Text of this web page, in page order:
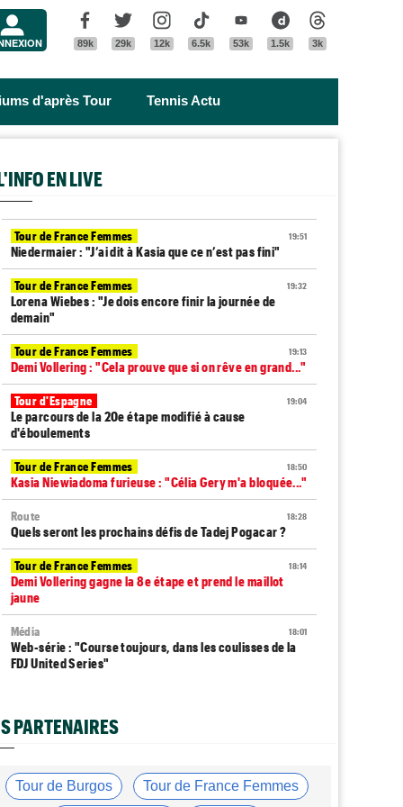
Facebook
89k
Twitter
29k
Instagram
12k
Tik Tok
6.5k
Youtube
53k
Dailymotion
1.5k 3k
d'après Tour Tennis Actu
EN LIVE
19:51
Tour de France Femmes
Niedermaier : "J’ai dit à Kasia que ce n’est pas fini"
19:32
Tour de France Femmes
Lorena Wiebes : "Je dois encore finir la journée de
demain"
19:13
Tour de France Femmes
Demi Vollering : "Cela prouve que si on rêve en grand..."
19:04
Tour d'Espagne
Le parcours de la 20e étape modifié à cause
d'éboulements
18:50
Tour de France Femmes
Kasia Niewiadoma furieuse : "Célia Gery m'a bloquée..."
18:28
Route
Quels seront les prochains défis de Tadej Pogacar ?
18:14
Tour de France Femmes
Demi Vollering gagne la 8e étape et prend le maillot
jaune
18:01
Média
Web-série : "Course toujours, dans les coulisses de la
FDJ United Series"
accomplissement !"
Robert Gesink : "Le cyclisme moderne est beaucoup
plus propre..."
PARTENAIRES
Tour de Burgos Tour de France Femmes